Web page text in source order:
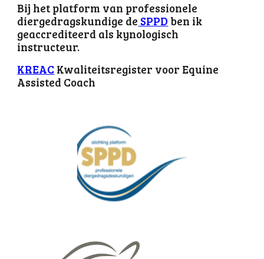
Bij het platform van professionele
diergedragskundige de SPPD ben ik
geaccrediteerd als kynologisch
instructeur.
KREAC Kwaliteitsregister voor Equine
Assisted Coach